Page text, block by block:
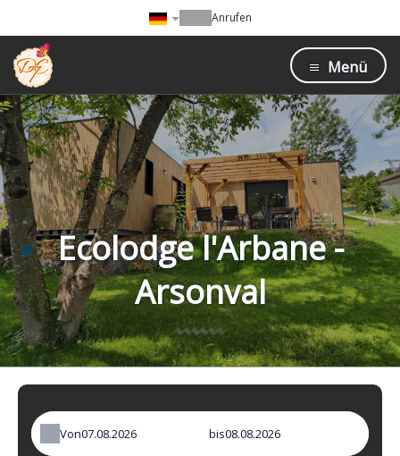
Anrufen
Menü
Ecolodge l'Arbane -
Arsonval
Von bis